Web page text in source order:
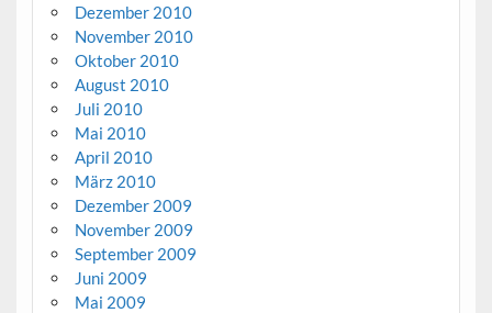
Dezember 2010
November 2010
Oktober 2010
August 2010
Juli 2010
Mai 2010
April 2010
März 2010
Dezember 2009
November 2009
September 2009
Juni 2009
Mai 2009